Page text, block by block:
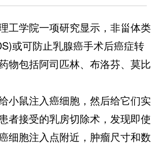
学院一项研究显示，非甾体类
或可防止乳腺癌手术后癌症转
物包括阿司匹林、布洛芬、莫比
鼠注入癌细胞，然后给它们实
者接受的乳房切除术，发现即使
细胞注入点附近，肿瘤尺寸和数